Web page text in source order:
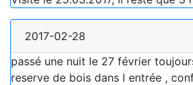
2017-02-28
passé une nuit le 27 février
reserve de bois dans l entrée ,